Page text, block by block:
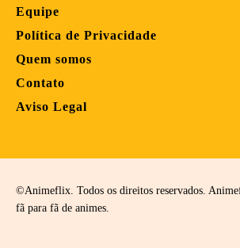
Equipe
Política de Privacidade
Quem somos
Contato
Aviso Legal
©Animeflix. Todos os direitos reservados.
fã para fã de animes.